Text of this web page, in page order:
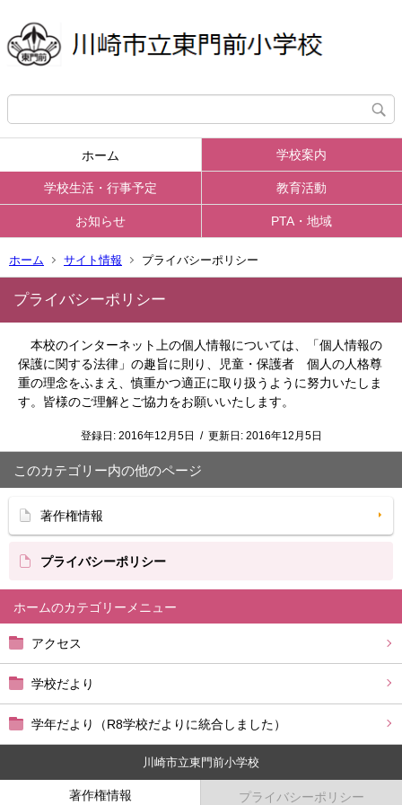
ホーム 学校案内
学校生活・行事予定 教育活動
お知らせ PTA・地域
ホーム サイト情報 プライバシーポリシー
ホーム
アクセス
学校だより
学年だより（R8学校だよりに統合しました）
プライバシーポリシー
本校のインターネット上の個人情報については、「個人情報の
保護に関する法律」の趣旨に則り、児童・保護者 個人の人格尊
重の理念をふまえ、慎重かつ適正に取り扱うように努力いたしま
す。 皆様のご理解とご協力をお願いいたします。
登録日: 2016年12月5日 / 更新日: 2016年12月5日
このカテゴリー内の他のページ
著作権情報
プライバシーポリシー
川崎市立東門前小学校
著作権情報 プライバシーポリシー